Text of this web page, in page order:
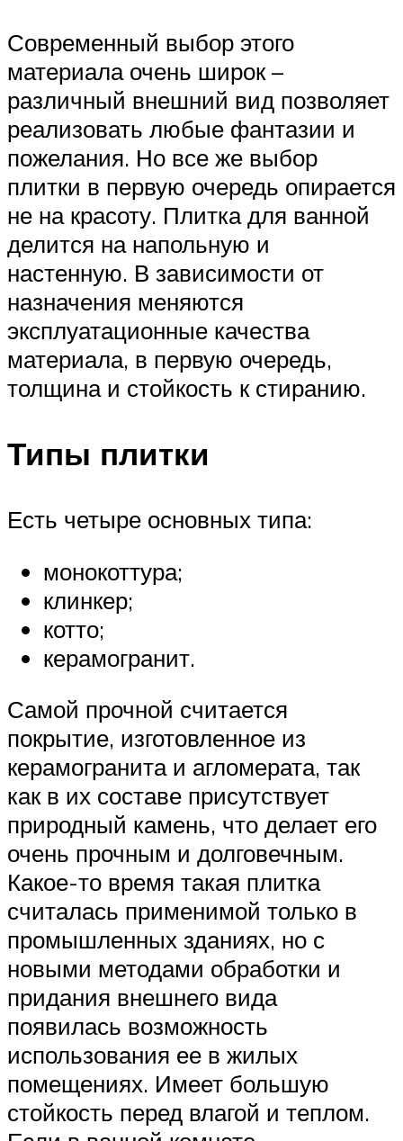
Современный выбор этого
материала очень широк –
различный внешний вид позволяет
реализовать любые фантазии и
пожелания. Но все же выбор
плитки в первую очередь опирается
не на красоту. Плитка для ванной
делится на напольную и
настенную. В зависимости от
назначения меняются
эксплуатационные качества
материала, в первую очередь,
толщина и стойкость к стиранию.
Типы плитки
Есть четыре основных типа:
монокоттура;
клинкер;
котто;
керамогранит.
Самой прочной считается
покрытие, изготовленное из
керамогранита и агломерата, так
как в их составе присутствует
природный камень, что делает его
очень прочным и долговечным.
Какое-то время такая плитка
считалась применимой только в
промышленных зданиях, но с
новыми методами обработки и
придания внешнего вида
появилась возможность
использования ее в жилых
помещениях. Имеет большую
стойкость перед влагой и теплом.